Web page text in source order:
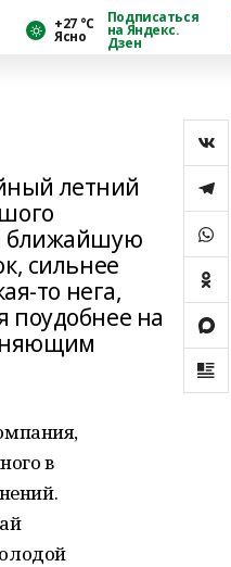
+27 °С
Ясно
Подписаться
на Яндекс.
Дзен
летний
ближайшую
сильнее
то нега,
поудобнее на
в